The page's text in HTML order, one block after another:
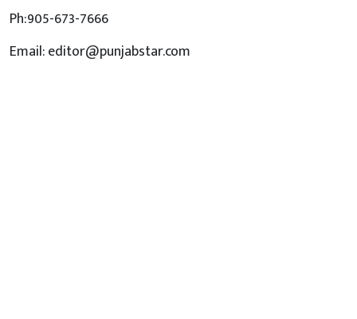
Ph:905-673-7666
Email: editor@punjabstar.com